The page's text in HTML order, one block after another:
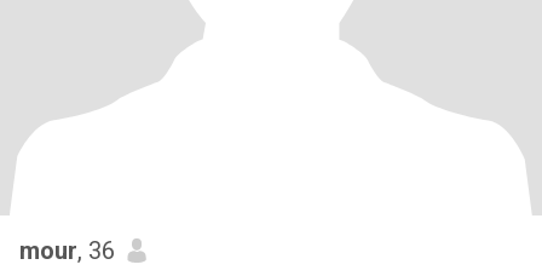
mour, 36